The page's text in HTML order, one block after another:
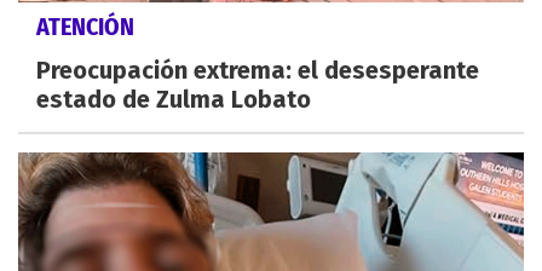
ATENCIÓN
Preocupación extrema: el desesperante
estado de Zulma Lobato